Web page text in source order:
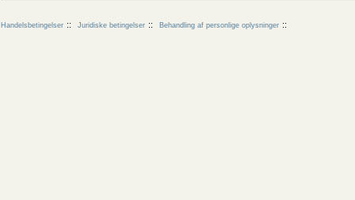
Handelsbetingelser Juridiske betingelser Behandling af personlige oplysninger